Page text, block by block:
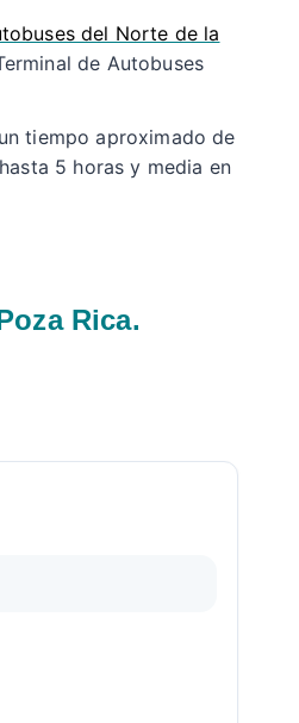
del Norte de la
de Autobuses
tiempo aproximado de
5 horas y media en
Rica.